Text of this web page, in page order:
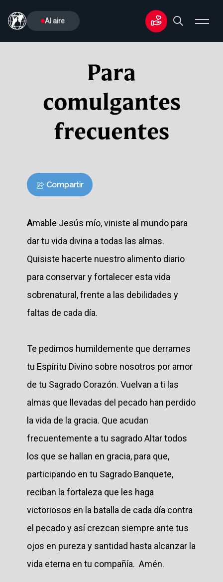
Al aire
Para
comulgantes
frecuentes
Compartir
Amable Jesús mío, viniste al mundo para
dar tu vida divina a todas las almas.
Quisiste hacerte nuestro alimento diario
para conservar y fortalecer esta vida
sobrenatural, frente a las debilidades y
faltas de cada día.
Te pedimos humildemente que derrames
tu Espíritu Divino sobre nosotros por amor
de tu Sagrado Corazón. Vuelvan a ti las
almas que llevadas del pecado han perdido
la vida de la gracia. Que acudan
frecuentemente a tu sagrado Altar todos
los que se hallan en gracia, para que,
participando en tu Sagrado Banquete,
reciban la fortaleza que les haga
victoriosos en la batalla de cada día contra
el pecado y así crezcan siempre ante tus
ojos en pureza y santidad hasta alcanzar la
vida eterna en tu compañía. Amén.